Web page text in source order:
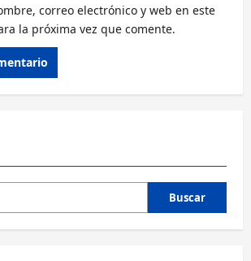
correo electrónico y web en este
la próxima vez que comente.
Buscar